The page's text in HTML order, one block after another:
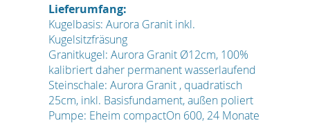
Lieferumfang:
Kugelbasis: Aurora Granit inkl.
Kugelsitzfräsung
Granitkugel: Aurora Granit Ø12cm, 100%
kalibriert daher permanent wasserlaufend
Steinschale: Aurora Granit , quadratisch
25cm, inkl. Basisfundament, außen poliert
Pumpe: Eheim compactOn 600, 24 Monate